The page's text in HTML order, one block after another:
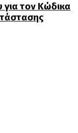
για τον Κώδικα